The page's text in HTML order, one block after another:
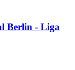
Berlin - Liga